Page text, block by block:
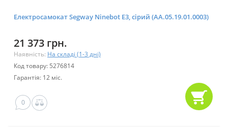
Електросамокат Segway Ninebot E3, сірий (AA.05.19.01.0003)
21 373 грн.
Наявність: На складі (1-3 дні)
Код товару: 5276814
Гарантія: 12 міс.
0